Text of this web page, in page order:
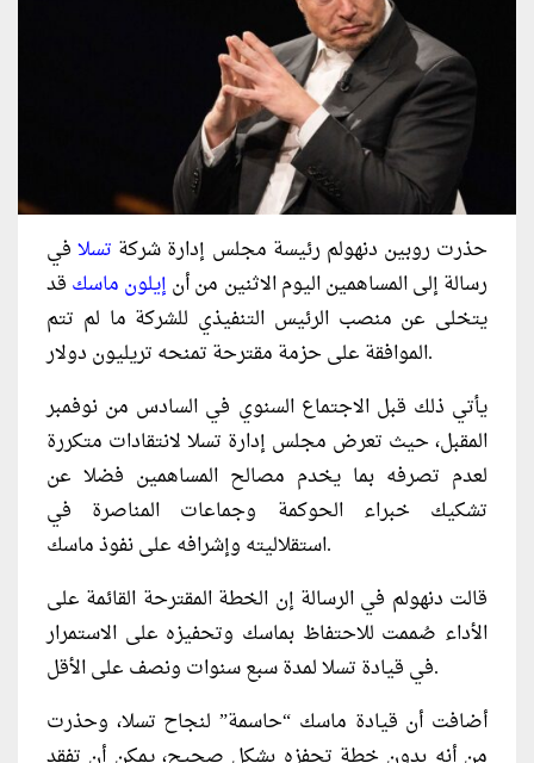
حذرت روبين دنهولم رئيسة مجلس إدارة شركة تسلافي
رسالة إلى المساهمين اليوم الاثنين من أن إيلون ماسك قد
يتخلى عن منصب الرئيس التنفيذي للشركة ما لم تتم
الموافقة على حزمة مقترحة تمنحه تريليون دولار.
يأتي ذلك قبل الاجتماع السنوي في السادس من نوفمبر
المقبل، حيث تعرض مجلس إدارة تسلا لانتقادات متكررة
لعدم تصرفه بما يخدم مصالح المساهمين فضلا عن
تشكيك خبراء الحوكمة وجماعات المناصرة في
استقلاليته وإشرافه على نفوذ ماسك.
قالت دنهولم في الرسالة إن الخطة المقترحة القائمة على
الأداء صُممت للاحتفاظ بماسك وتحفيزه على الاستمرار
في قيادة تسلا لمدة سبع سنوات ونصف على الأقل.
أضافت أن قيادة ماسك “حاسمة” لنجاح تسلا، وحذرت